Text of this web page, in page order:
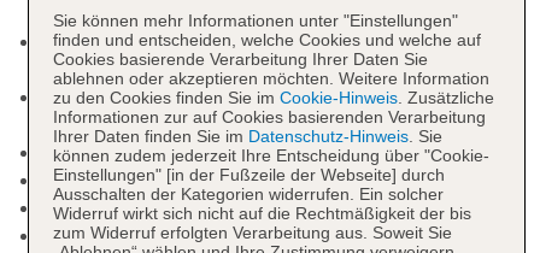
notwendig
Rezeption: täglich, Sprachen: deutsch, englisch,
russisch, Geldwechsel möglich
Gästebetreuung: Sprachen: deutsch, englisch,
russisch
Lift
Geldautomat in der Unterkunft
Gartenanlage, Sonnenterrasse
Pools: 5
Sie können mehr Informationen unter "Einstellungen"
finden und entscheiden, welche Cookies und welche auf
Cookies basierende Verarbeitung Ihrer Daten Sie
ablehnen oder akzeptieren möchten. Weitere Information
zu den Cookies finden Sie im Cookie-Hinweis. Zusätzliche
Informationen zur auf Cookies basierenden Verarbeitung
Ihrer Daten finden Sie im Datenschutz-Hinweis. Sie
können zudem jederzeit Ihre Entscheidung über "Cookie-
Einstellungen" [in der Fußzeile der Webseite] durch
Ausschalten der Kategorien widerrufen. Ein solcher
Widerruf wirkt sich nicht auf die Rechtmäßigkeit der bis
zum Widerruf erfolgten Verarbeitung aus. Soweit Sie